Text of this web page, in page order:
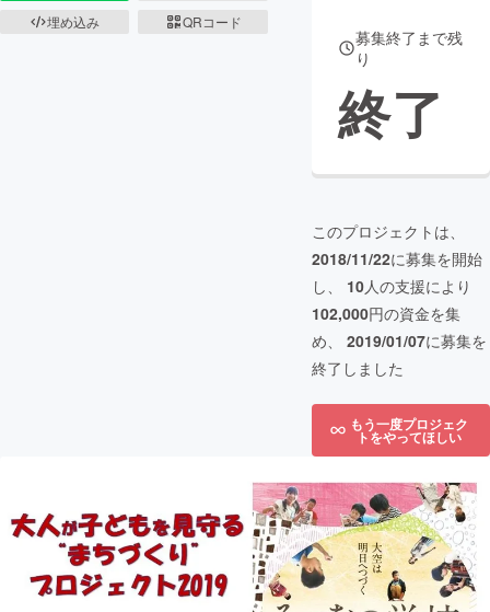
埋め込み
QRコード
募集終了まで残
り
終了
このプロジェクトは、
2018/11/22に募集を開始
し、 10人の支援により
102,000円の資金を集
め、 2019/01/07に募集を
終了しました
もう一度プロジェク
トをやってほしい